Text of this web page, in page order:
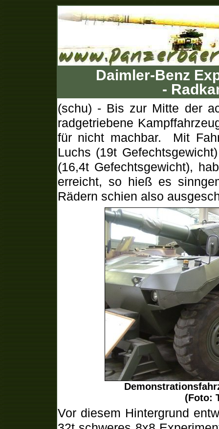
Daimler-Benz
-
(schu) - Bis zur Mitte der
radgetriebene
für nicht machbar. Mit
Luchs (19t
(16,4t Gefechtsgewicht),
erreicht, so hieß es
Rädern schien also
(Foto:
Vor diesem Hintergrund